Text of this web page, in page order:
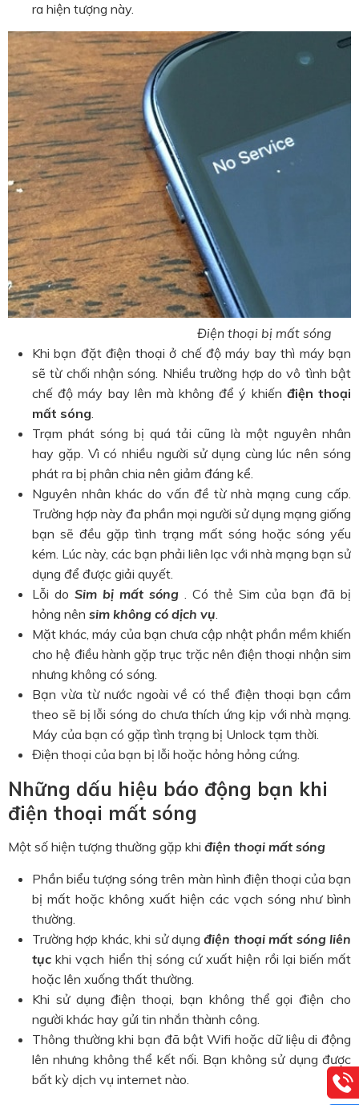
ra hiện tượng này.
Điện thoại bị mất sóng
Khi bạn đặt điện thoại ở chế độ máy bay thì máy bạn
sẽ từ chối nhận sóng. Nhiều trường hợp do vô tình bật
chế độ máy bay lên mà không để ý khiến điện thoại
mất sóng.
Trạm phát sóng bị quá tải cũng là một nguyên nhân
hay gặp. Vì có nhiều người sử dụng cùng lúc nên sóng
phát ra bị phân chia nên giảm đáng kể.
Nguyên nhân khác do vấn đề từ nhà mạng cung cấp.
Trường hợp này đa phần mọi người sử dụng mạng giống
bạn sẽ đều gặp tình trạng mất sóng hoặc sóng yếu
kém. Lúc này, các bạn phải liên lạc với nhà mạng bạn sử
dụng để được giải quyết.
Lỗi do Sim bị mất sóng . Có thẻ Sim của bạn đã bị
hỏng nên sim không có dịch vụ.
Mặt khác, máy của bạn chưa cập nhật phần mềm khiến
cho hệ điều hành gặp trục trặc nên điện thoại nhận sim
nhưng không có sóng.
Bạn vừa từ nước ngoài về có thể điện thoại bạn cầm
theo sẽ bị lỗi sóng do chưa thích ứng kịp với nhà mạng.
Máy của bạn có gặp tình trạng bị Unlock tạm thời.
Điện thoại của bạn bị lỗi hoặc hỏng hỏng cứng.
Những dấu hiệu báo động bạn khi
điện thoại mất sóng
Một số hiện tượng thường gặp khi điện thoại mất sóng
Phần biểu tượng sóng trên màn hình điện thoại của bạn
bị mất hoặc không xuất hiện các vạch sóng như bình
thường.
Trường hợp khác, khi sử dụng điện thoại mất sóng liên
tục khi vạch hiển thị sóng cứ xuất hiện rồi lại biến mất
hoặc lên xuống thất thường.
Khi sử dụng điện thoại, bạn không thể gọi điện cho
người khác hay gửi tin nhắn thành công.
Thông thường khi bạn đã bật Wifi hoặc dữ liệu di động
lên nhưng không thể kết nối. Bạn không sử dụng được
bất kỳ dịch vụ internet nào.